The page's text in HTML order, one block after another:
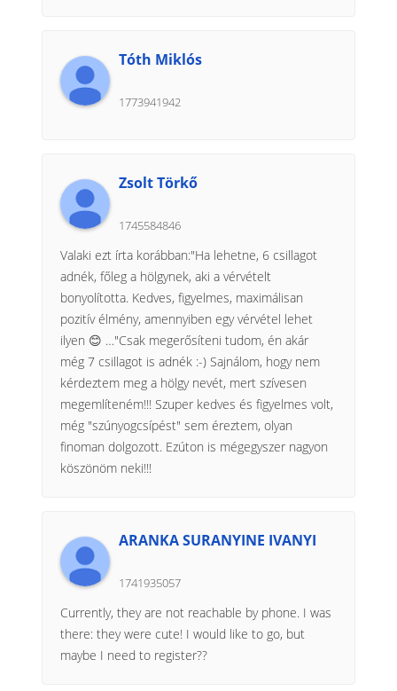
Tóth Miklós
1773941942
Zsolt Törkő
1745584846
Valaki ezt írta korábban:"Ha lehetne, 6 csillagot
adnék, főleg a hölgynek, aki a vérvételt
bonyolította. Kedves, figyelmes, maximálisan
pozitív élmény, amennyiben egy vérvétel lehet
ilyen 😊 …"Csak megerősíteni tudom, én akár
még 7 csillagot is adnék :-) Sajnálom, hogy nem
kérdeztem meg a hölgy nevét, mert szívesen
megemlíteném!!! Szuper kedves és figyelmes volt,
még "szúnyogcsípést" sem éreztem, olyan
finoman dolgozott. Ezúton is mégegyszer nagyon
köszönöm neki!!!
ARANKA SURANYINE IVANYI
1741935057
Currently, they are not reachable by phone. I was
there: they were cute! I would like to go, but
maybe I need to register??